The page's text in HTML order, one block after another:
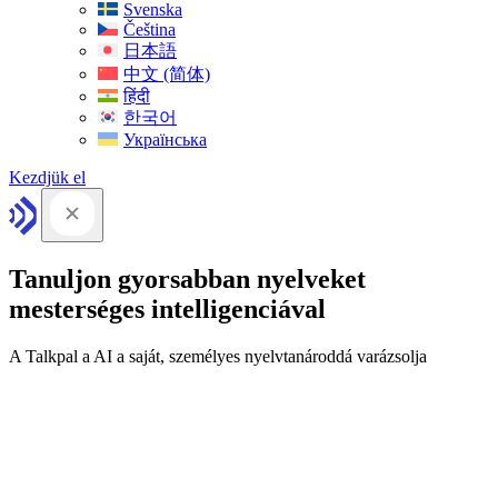
Svenska
Čeština
日本語
中文 (简体)
हिंदी
한국어
Українська
Kezdjük el
Tanuljon gyorsabban nyelveket
mesterséges intelligenciával
A Talkpal a AI a saját, személyes nyelvtanároddá varázsolja